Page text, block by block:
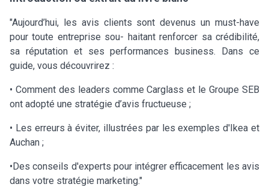
"Aujourd’hui, les avis clients sont devenus un must-have
pour toute entreprise sou- haitant renforcer sa crédibilité,
sa réputation et ses performances business. Dans ce
guide, vous découvrirez :
• Comment des leaders comme Carglass et le Groupe SEB
ont adopté une stratégie d’avis fructueuse ;
• Les erreurs à éviter, illustrées par les exemples d'Ikea et
Auchan ;
•Des conseils d'experts pour intégrer efficacement les avis
dans votre stratégie marketing."